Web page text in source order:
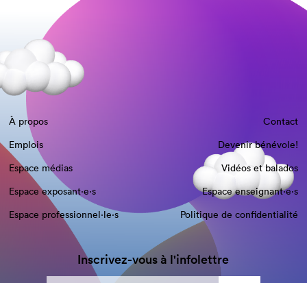
À propos
Contact
Emplois
Devenir bénévole!
Espace médias
Vidéos et balados
Espace exposant·e⋅s
Espace enseignant·e⋅s
Espace professionnel·le⋅s
Politique de confidentialité
Inscrivez-vous à l'infolettre